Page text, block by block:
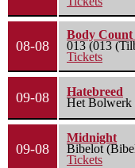
08-08
Body
013 (013
Tickets
09-08
Hatebreed
Het Bolwerk
09-08
Midnight
Bibelot
Tickets